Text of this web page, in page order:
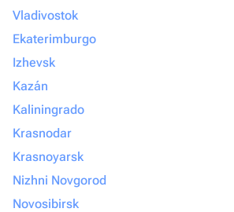
Vladivostok
Ekaterimburgo
Izhevsk
Kazán
Kaliningrado
Krasnodar
Krasnoyarsk
Nizhni Novgorod
Novosibirsk